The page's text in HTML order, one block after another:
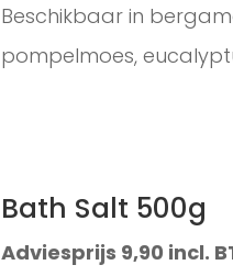
Beschikbaar in
pompelmoes,
Bath Salt 500g
Adviesprijs 9,90 incl.